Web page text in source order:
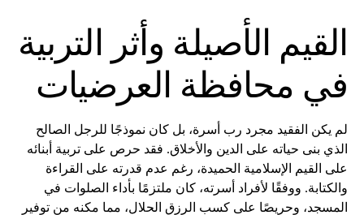
القيم الأصيلة وأثر التربية
في محافظة العرضيات
لم يكن الفقيد مجرد رب أسرة، بل كان نموذجًا للرجل الصالح
الذي بنى حياته على الدين والأخلاق. فقد حرص على تربية أبنائه
على القيم الإسلامية الحميدة، رغم عدم قدرته على القراءة
والكتابة. ووفقًا لأفراد أسرته، كان ملتزمًا بأداء الصلوات في
المسجد، وحريصًا على كسب الرزق الحلال، مما مكنه من توفير